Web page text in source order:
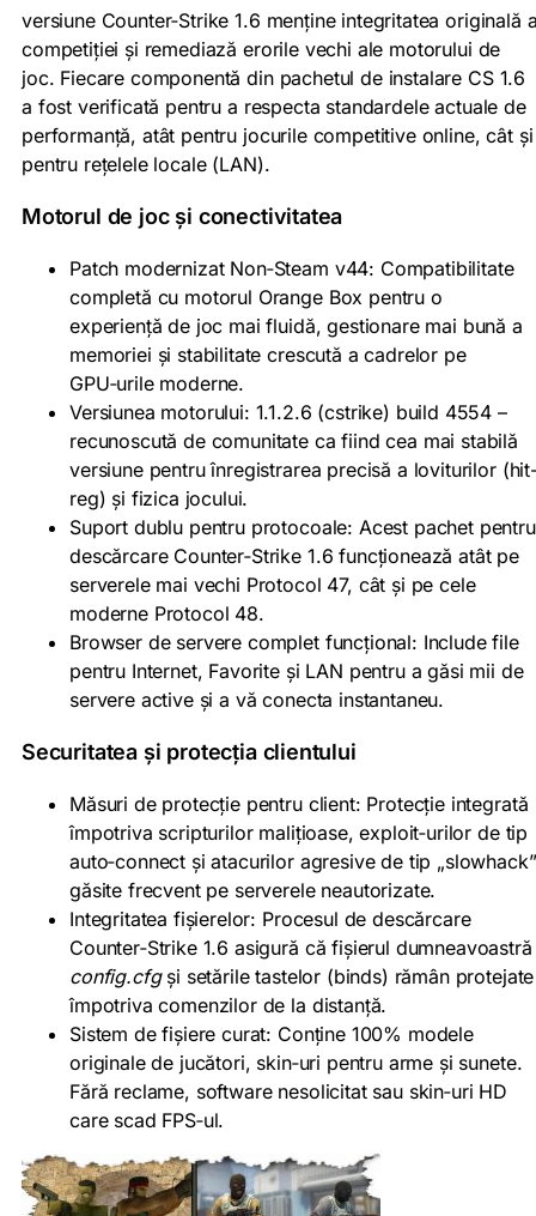
versiune Counter‑Strike 1.6 menține integritatea originală
competiției și remediază erorile vechi ale motorului de
joc. Fiecare componentă din pachetul de instalare CS 1.6
a fost verificată pentru a respecta standardele actuale de
performanță, atât pentru jocurile competitive online, cât și
pentru rețelele locale (LAN).
Motorul de joc și conectivitatea
Patch modernizat Non‑Steam v44: Compatibilitate
completă cu motorul Orange Box pentru o
experiență de joc mai fluidă, gestionare mai bună a
memoriei și stabilitate crescută a cadrelor pe
GPU‑urile moderne.
Versiunea motorului: 1.1.2.6 (cstrike) build 4554 –
recunoscută de comunitate ca fiind cea mai stabilă
versiune pentru înregistrarea precisă a loviturilor
reg) și fizica jocului.
Suport dublu pentru protocoale: Acest pachet pentru
descărcare Counter‑Strike 1.6 funcționează atât pe
serverele mai vechi Protocol 47, cât și pe cele
moderne Protocol 48.
Browser de servere complet funcțional: Include file
pentru Internet, Favorite și LAN pentru a găsi mii de
servere active și a vă conecta instantaneu.
Securitatea și protecția clientului
Măsuri de protecție pentru client: Protecție integrată
împotriva scripturilor malițioase, exploit‑urilor de tip
auto‑connect și atacurilor agresive de tip „slowhack”
găsite frecvent pe serverele neautorizate.
Integritatea fișierelor: Procesul de descărcare
Counter‑Strike 1.6 asigură că fișierul dumneavoastră
config.cfgși setările tastelor (binds) rămân protejate
împotriva comenzilor de la distanță.
Sistem de fișiere curat: Conține 100% modele
originale de jucători, skin‑uri pentru arme și sunete.
Fără reclame, software nesolicitat sau skin‑uri HD
care scad FPS‑ul.